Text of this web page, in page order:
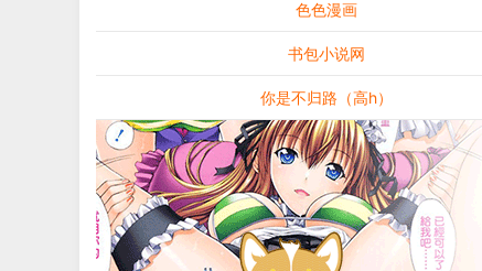
色色漫画
书包小说网
你是不归路（高h）